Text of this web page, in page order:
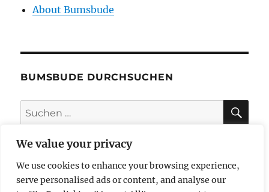
We value your privacy
We use cookies to enhance your browsing experience,
serve personalised ads or content, and analyse our
About Bumsbude
BUMSBUDE DURCHSUCHEN
Suche
nach:
impressum